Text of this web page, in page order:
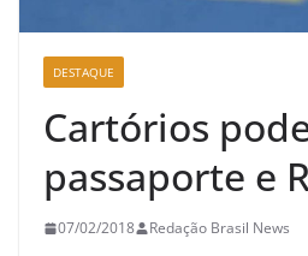
DESTAQUE
Cartórios
passaporte e
07/02/2018 Redação Brasil News